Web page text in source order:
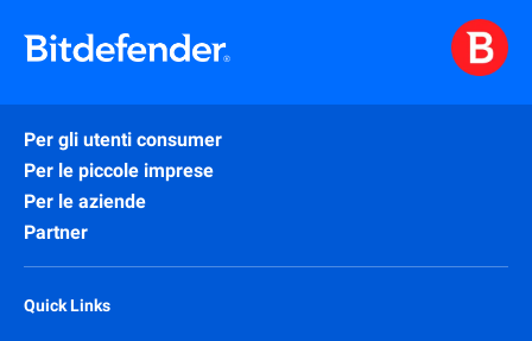
Per gli utenti consumer
Per le piccole imprese
Per le aziende
Partner
Quick Links